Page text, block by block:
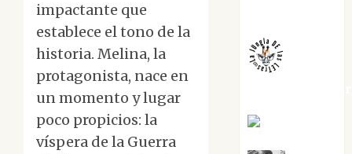
impactante que
establece el tono de la
historia. Melina, la
protagonista, nace en
un momento y lugar
poco propicios: la
víspera de la Guerra